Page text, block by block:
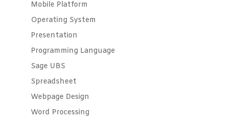
Mobile Platform
Operating System
Presentation
Programming Language
Sage UBS
Spreadsheet
Webpage Design
Word Processing